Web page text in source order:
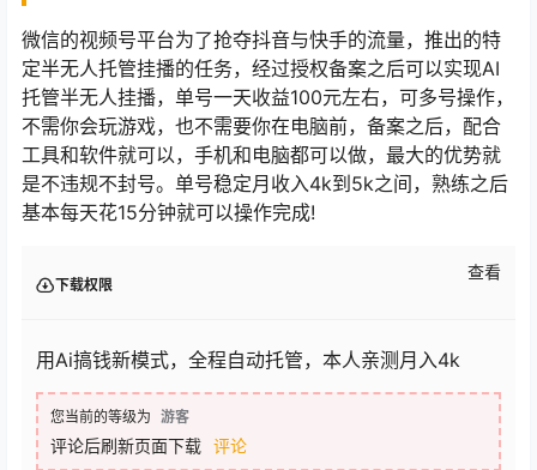
微信的视频号平台为了抢夺抖音与快手的流量，推出的特
定半无人托管挂播的任务，经过授权备案之后可以实现AI
托管半无人挂播，单号一天收益100元左右，可多号操作，
不需你会玩游戏，也不需要你在电脑前，备案之后，配合
工具和软件就可以，手机和电脑都可以做，最大的优势就
是不违规不封号。单号稳定月收入4k到5k之间，熟练之后
基本每天花15分钟就可以操作完成!
下载权限
查看
用Ai搞钱新模式，全程自动托管，本人亲测月入4k
您当前的等级为 游客
评论后刷新页面下载 评论